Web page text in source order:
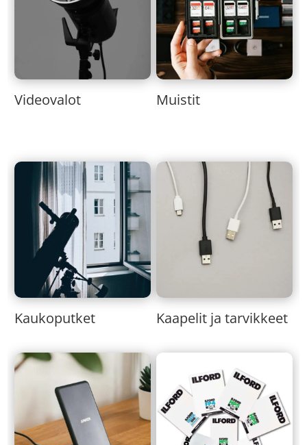
Videovalot Muistit
Kaukoputket Kaapelit ja tarvikkeet